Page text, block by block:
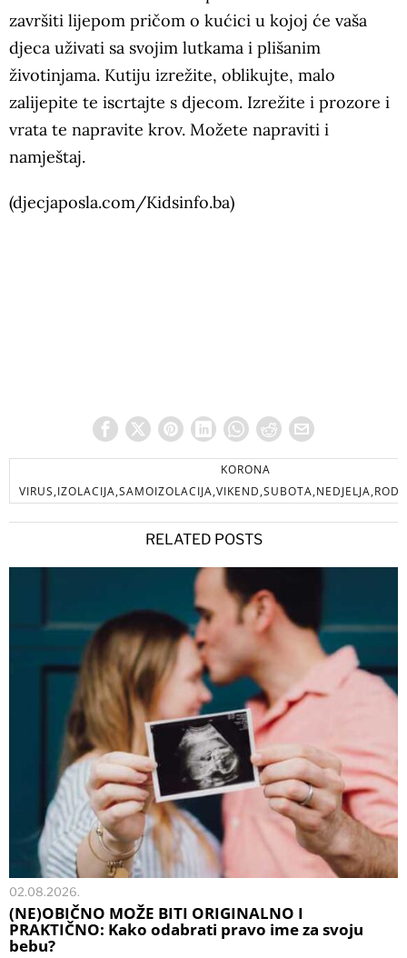
završiti lijepom pričom o kućici u kojoj će vaša
djeca uživati sa svojim lutkama i plišanim
životinjama. Kutiju izrežite, oblikujte, malo
zalijepite te iscrtajte s djecom. Izrežite i prozore i
vrata te napravite krov. Možete napraviti i
namještaj.
(djecjaposla.com/Kidsinfo.ba)
KORONA
RELATED POSTS
02.08.2026.
(NE)OBIČNO MOŽE BITI ORIGINALNO I
PRAKTIČNO: Kako odabrati pravo ime za svoju
bebu?